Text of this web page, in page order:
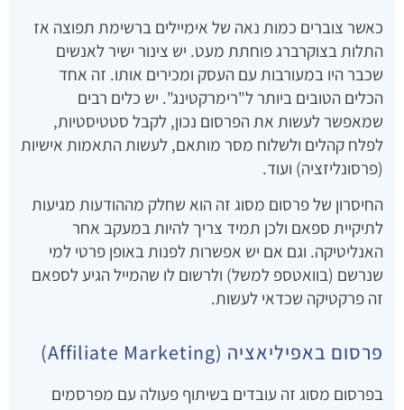
כאשר צוברים כמות נאה של אימיילים ברשימת תפוצה אז
התלות בצוקרברג פוחתת מעט. יש צינור ישיר לאנשים
שכבר היו במעורבות עם העסק ומכירים אותו. זה אחד
הכלים הטובים ביותר ל"רימרקטינג". יש כלים רבים
שמאפשר לעשות את הפרסום נכון, לקבל סטטיסטיות,
לפלח קהלים ולשלוח מסר מותאם, לעשות התאמות אישיות
(פרסונליזציה) ועוד.
החיסרון של פרסום מסוג זה הוא שחלק מההודעות מגיעות
לתיקיית ספאם ולכן תמיד צריך להיות במעקב אחר
האנליטיקה. וגם אם יש אפשרות לפנות באופן פרטי למי
שנרשם (בוואטספ למשל) ולרשום לו שהמייל הגיע לספאם
זה פרקטיקה שכדאי לעשות.
פרסום באפיליאציה (Affiliate Marketing)
בפרסום מסוג זה עובדים בשיתוף פעולה עם מפרסמים